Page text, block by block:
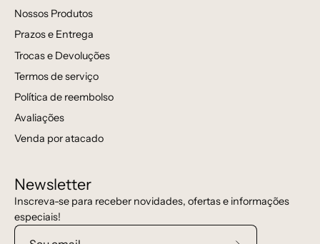
Nossos Produtos
Prazos e Entrega
Trocas e Devoluções
Termos de serviço
Política de reembolso
Avaliações
Venda por atacado
Newsletter
Inscreva-se para receber novidades, ofertas e informações
especiais!